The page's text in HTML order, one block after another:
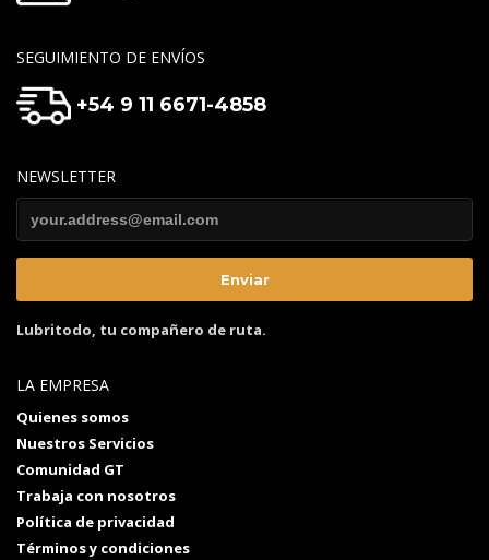
SEGUIMIENTO DE ENVÍOS
+54 9 11 6671-4858
NEWSLETTER
Lubritodo, tu compañero de ruta.
LA EMPRESA
Quienes somos
Nuestros Servicios
Comunidad GT
Trabaja con nosotros
Política de privacidad
Términos y condiciones